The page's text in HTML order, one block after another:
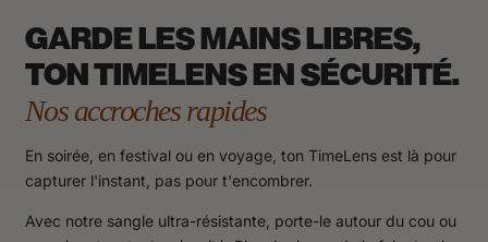
GARDE LES MAINS LIBRES,
TON TIMELENS EN SÉCURITÉ.
Nos accroches rapides
En soirée, en festival ou en voyage, ton TimeLens est là pour
capturer l'instant, pas pour t'encombrer.
Avec notre sangle ultra-résistante, porte-le autour du cou ou